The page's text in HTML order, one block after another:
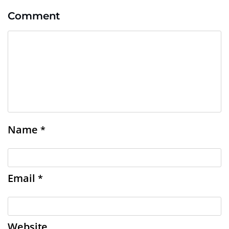
Comment
Name *
Email *